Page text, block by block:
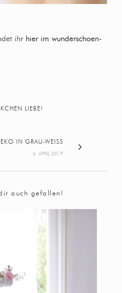
ihr hier im wunderschoen-
LIEBE!
IN GRAU-WEISS
4. APRIL 2019
auch gefallen!